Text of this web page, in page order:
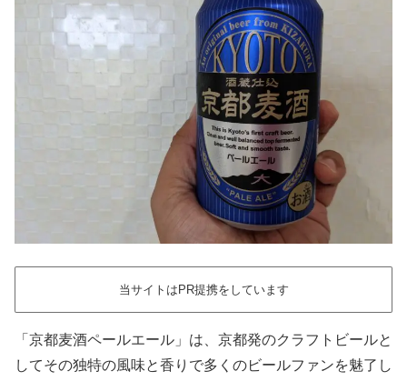
当サイトはPR提携をしています
「京都麦酒ペールエール」は、京都発のクラフトビールと
してその独特の風味と香りで多くのビールファンを魅了し